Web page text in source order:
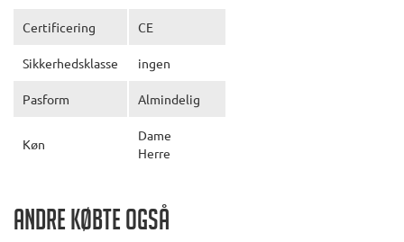
Certificering CE
Sikkerhedsklasse ingen
Pasform Almindelig
Køn
Dame
Herre
Andre købte også